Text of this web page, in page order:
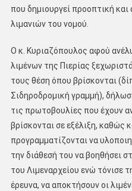
που δημιουργεί προοπτική και
λιμανιών του νομού.
Ο κ. Κυριαζόπουλος αφού
λιμένων της Πιερίας
τους θέση όπου βρίσκονται
Σιδηροδρομική γραμμή),
τις πρωτοβουλίες που έχουν
βρίσκονται σε εξέλιξη, καθώς
προγραμματίζονται να
την διάθεσή του να βοηθήσει
του Λιμεναρχείου ενώ τόνισε
έρευνα, να αποκτήσουν οι